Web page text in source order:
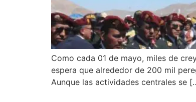
Como cada 01 de mayo, miles de
espera que alrededor de 200 mil
Aunque las actividades centrales se